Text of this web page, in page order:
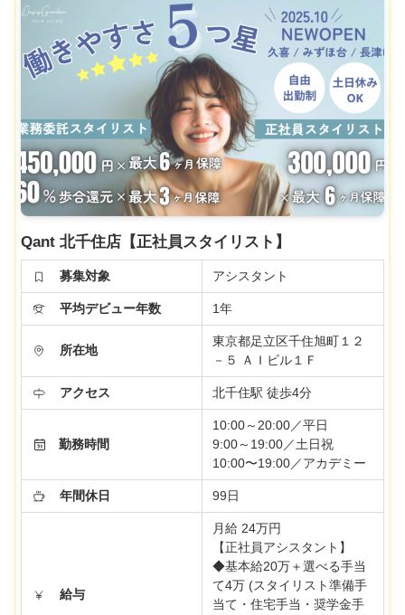
Qant 北千住店【正社員スタイリスト】
募集対象 アシスタント
平均デビュー年数 1年
所在地
東京都足立区千住旭町１２
－５ ＡＩビル１Ｆ
アクセス 北千住駅 徒歩4分
勤務時間
10:00～20:00／平日
9:00～19:00／土日祝
10:00〜19:00／アカデミー
年間休日 99日
給与
月給 24万円
【正社員アシスタント】
◆基本給20万＋選べる手当
て4万 (スタイリスト準備手
当て・住宅手当・奨学金手